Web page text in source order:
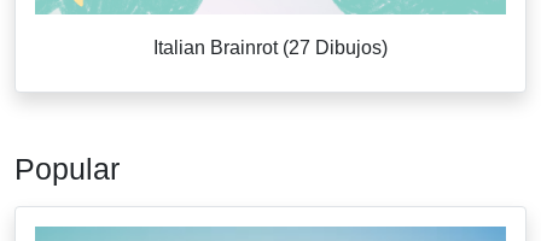
Italian Brainrot (27 Dibujos)
Popular